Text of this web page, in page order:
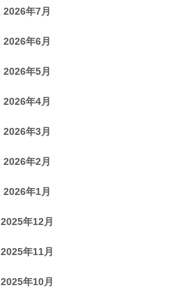
2026年7月
2026年6月
2026年5月
2026年4月
2026年3月
2026年2月
2026年1月
2025年12月
2025年11月
2025年10月